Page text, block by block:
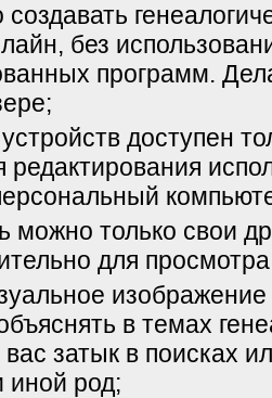
без
программ.
доступен
можно только свои
для
в темах
затык в поисках
иной род;